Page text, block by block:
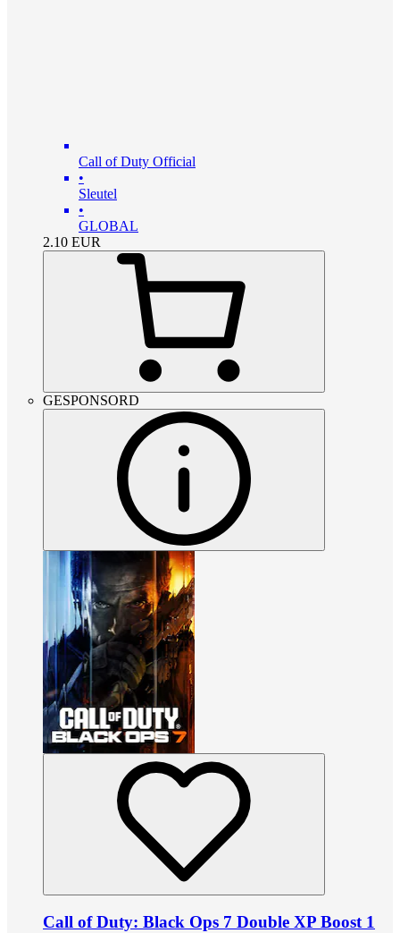
Call of Duty Official
•
Sleutel
•
GLOBAL
2.10 EUR
GESPONSORD
Call of Duty: Black Ops 7 Double XP Boost 1